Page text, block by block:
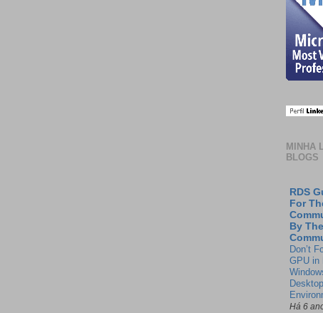
MINHA
BLOGS
RDS
For
By The
Don’t
GPU in
Há 6